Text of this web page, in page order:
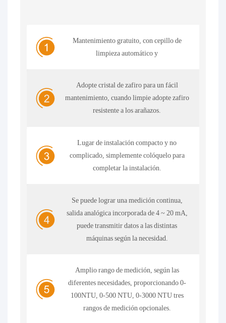
Mantenimiento gratuito, con cepillo de
limpieza automático y
Adopte cristal de zafiro para un fácil
mantenimiento, cuando limpie adopte zafiro
resistente a los arañazos.
Lugar de instalación compacto y no
complicado, simplemente colóquelo para
completar la instalación.
Se puede lograr una medición continua,
salida analógica incorporada de 4 ~ 20 mA,
puede transmitir datos a las distintas
máquinas según la necesidad.
Amplio rango de medición, según las
diferentes necesidades, proporcionando 0-
100NTU, 0-500 NTU, 0-3000 NTU tres
rangos de medición opcionales.